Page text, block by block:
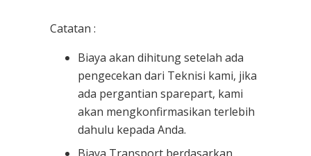
Catatan :
Biaya akan dihitung setelah ada
pengecekan dari Teknisi kami, jika
ada pergantian sparepart, kami
akan mengkonfirmasikan terlebih
dahulu kepada Anda.